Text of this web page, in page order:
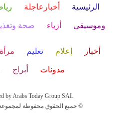
الرئيسية أخبارعاجلة
وموسيقى أزياء صحة
أخبار إعلام تعليم مرأة
مدونات أبراج
by Arabs Today Group SAL
جميع الحقوق محفوظة لمجموعة العرب اليوم الاعلامية 2025 ©